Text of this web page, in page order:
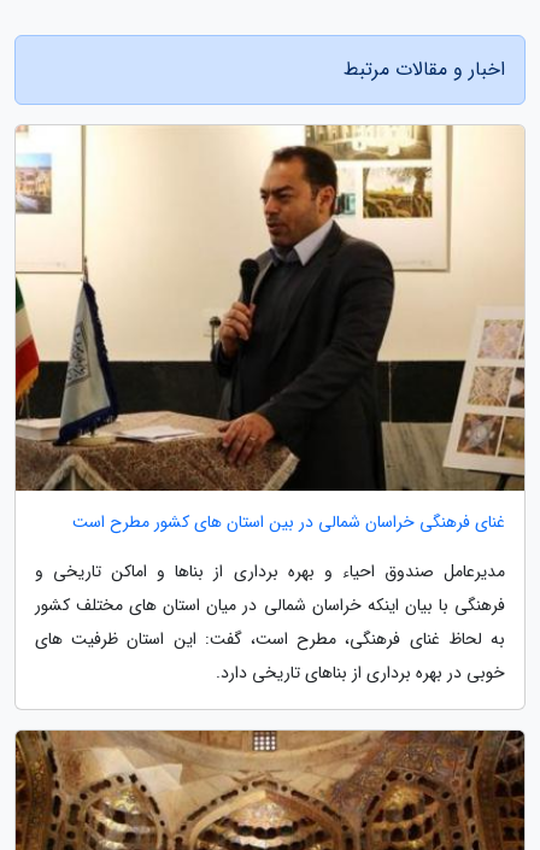
اخبار و مقالات مرتبط
غنای فرهنگی خراسان شمالی در بین استان های کشور مطرح است
مدیرعامل صندوق احیاء و بهره برداری از بناها و اماکن تاریخی و
فرهنگی با بیان اینکه خراسان شمالی در میان استان های مختلف کشور
به لحاظ غنای فرهنگی، مطرح است، گفت: این استان ظرفیت های
خوبی در بهره برداری از بناهای تاریخی دارد.